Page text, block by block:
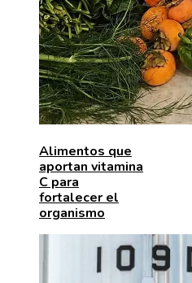
Alimentos que
aportan vitamina
C para
fortalecer el
organismo